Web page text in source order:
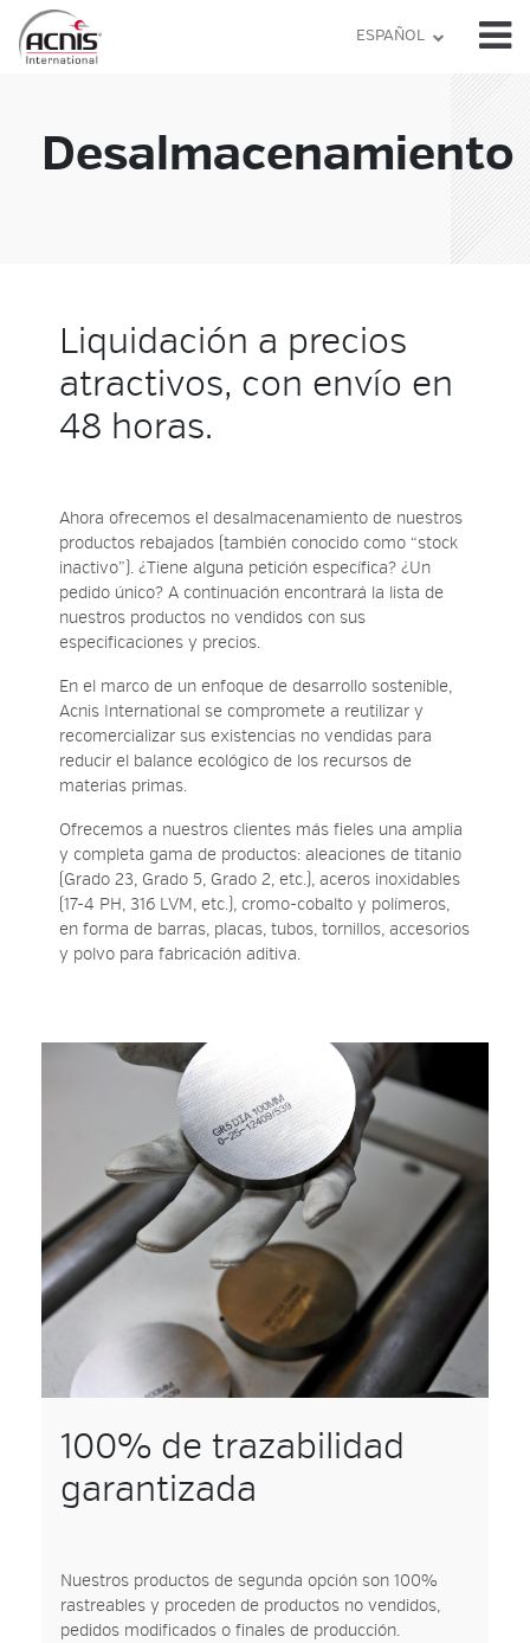
Skip
content
ESPAÑOL
Desalmacenamiento
Liquidación a precios
atractivos, con envío en
48 horas.
Ahora ofrecemos el desalmacenamiento de nuestros
productos rebajados (también conocido como “stock
inactivo”). ¿Tiene alguna petición específica? ¿Un
pedido único? A continuación encontrará la lista de
nuestros productos no vendidos con sus
especificaciones y precios.
En el marco de un enfoque de desarrollo sostenible,
Acnis International se compromete a reutilizar y
recomercializar sus existencias no vendidas para
reducir el balance ecológico de los recursos de
materias primas.
Ofrecemos a nuestros clientes más fieles una amplia
y completa gama de productos: aleaciones de titanio
(Grado 23, Grado 5, Grado 2, etc.), aceros inoxidables
(17-4 PH, 316 LVM, etc.), cromo-cobalto y polímeros,
en forma de barras, placas, tubos, tornillos, accesorios
y polvo para fabricación aditiva.
100% de trazabilidad
garantizada
Nuestros productos de segunda opción son 100%
rastreables y proceden de productos no vendidos,
pedidos modificados o finales de producción.